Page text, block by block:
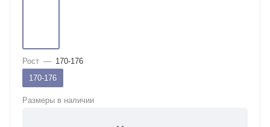
Рост — 170-176
170-176
Размеры в наличии